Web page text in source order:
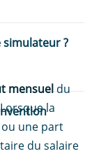
simulateur ?
mensuel du
la
une part
du salaire